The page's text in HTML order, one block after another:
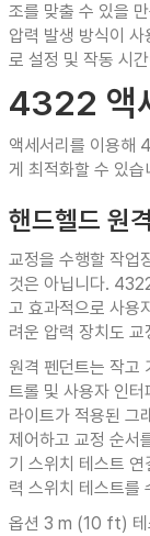
조를 맞출 수 있을
압력 발생 방식이
로 설정 및 작동 시
4322 액
액세서리를 이용해
게 최적화할 수 있습
핸드헬드 원
교정을 수행할 작업
것은 아닙니다.
고 효과적으로 사용
려운 압력 장치도
원격 펜던트는 작고
트롤 및 사용자 인
라이트가 적용된 그
제어하고 교정 순서
기 스위치 테스트
력 스위치 테스트를
옵션 3 m (10 ft) 테